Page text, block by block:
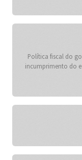
Política fiscal do
incumprimento do